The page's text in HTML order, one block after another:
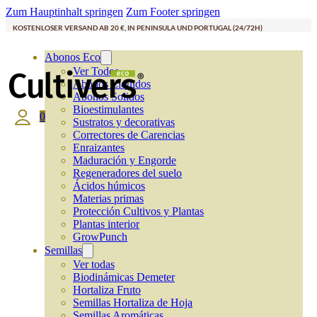
Zum Hauptinhalt springen Zum Footer springen
KOSTENLOSER VERSAND AB 20 €, IN PENINSULA UND PORTUGAL (24/72H)
Abonos Eco
Ver Todos
Abonos Líquidos
Abonos Solidos
Bioestimulantes
Sustratos y decorativas
Correctores de Carencias
Enraizantes
Maduración y Engorde
Regeneradores del suelo
Ácidos húmicos
Materias primas
Protección Cultivos y Plantas
Plantas interior
GrowPunch
Semillas
Ver todas
Biodinámicas Demeter
Hortaliza Fruto
Semillas Hortaliza de Hoja
0